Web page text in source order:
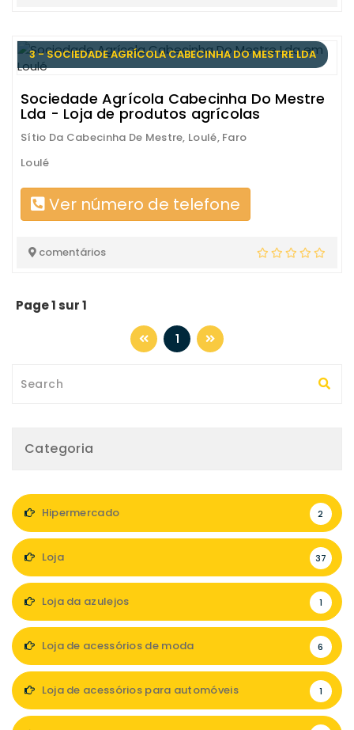
3 - SOCIEDADE AGRÍCOLA CABECINHA DO MESTRE LDA
Sociedade Agrícola Cabecinha Do Mestre
Lda - Loja de produtos agrícolas
Sítio Da Cabecinha De Mestre, Loulé, Faro
Loulé
Ver número de telefone
comentários
Page 1 sur 1
1
Categoria
Hipermercado 2
Loja 37
Loja da azulejos 1
Loja de acessórios de moda 6
Loja de acessórios para automóveis 1